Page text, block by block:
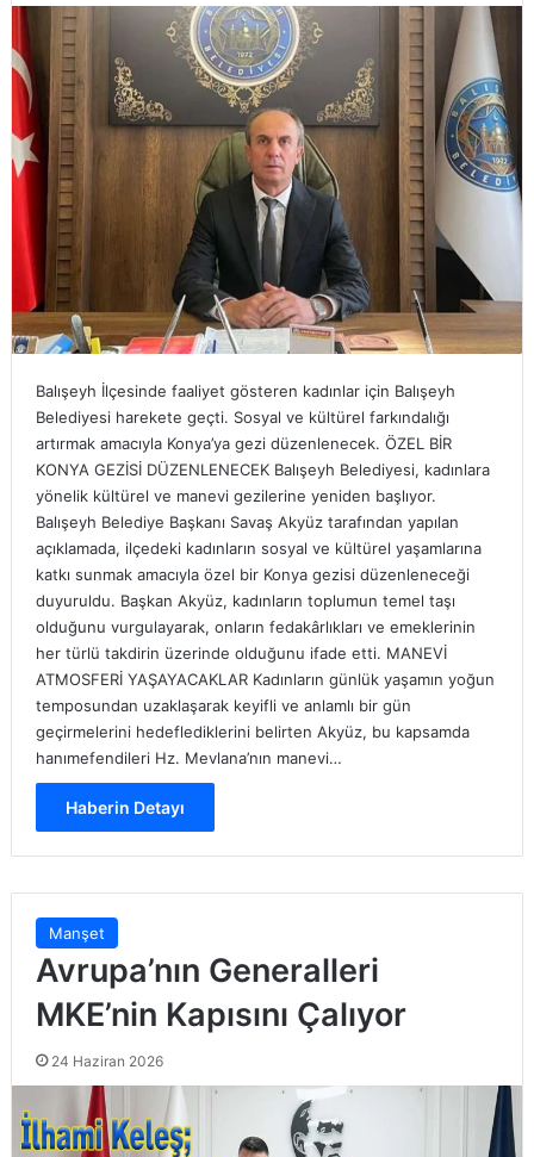
Balışeyh İlçesinde faaliyet gösteren kadınlar için Balışeyh
Belediyesi harekete geçti. Sosyal ve kültürel farkındalığı
artırmak amacıyla Konya’ya gezi düzenlenecek. ÖZEL BİR
KONYA GEZİSİ DÜZENLENECEK Balışeyh Belediyesi, kadınlara
yönelik kültürel ve manevi gezilerine yeniden başlıyor.
Balışeyh Belediye Başkanı Savaş Akyüz tarafından yapılan
açıklamada, ilçedeki kadınların sosyal ve kültürel yaşamlarına
katkı sunmak amacıyla özel bir Konya gezisi düzenleneceği
duyuruldu. Başkan Akyüz, kadınların toplumun temel taşı
olduğunu vurgulayarak, onların fedakârlıkları ve emeklerinin
her türlü takdirin üzerinde olduğunu ifade etti. MANEVİ
ATMOSFERİ YAŞAYACAKLAR Kadınların günlük yaşamın yoğun
temposundan uzaklaşarak keyifli ve anlamlı bir gün
geçirmelerini hedeflediklerini belirten Akyüz, bu kapsamda
hanımefendileri Hz. Mevlana’nın manevi…
Haberin Detayı
Manşet
Avrupa’nın Generalleri
MKE’nin Kapısını Çalıyor
24 Haziran 2026